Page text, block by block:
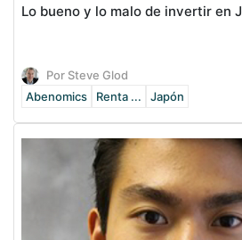
Lo bueno y lo malo de invertir en
Por Steve Glod
Abenomics
Renta ... Japón